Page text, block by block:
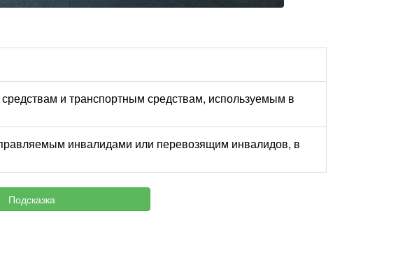
и транспортным средствам, используемым в
инвалидами или перевозящим инвалидов, в
Подсказка